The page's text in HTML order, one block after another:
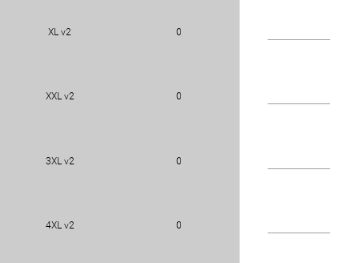
XL v2 0
XXL v2 0
3XL v2 0
4XL v2 0